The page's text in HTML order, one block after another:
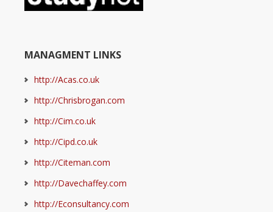
MANAGMENT LINKS
http://Acas.co.uk
http://Chrisbrogan.com
http://Cim.co.uk
http://Cipd.co.uk
http://Citeman.com
http://Davechaffey.com
http://Econsultancy.com